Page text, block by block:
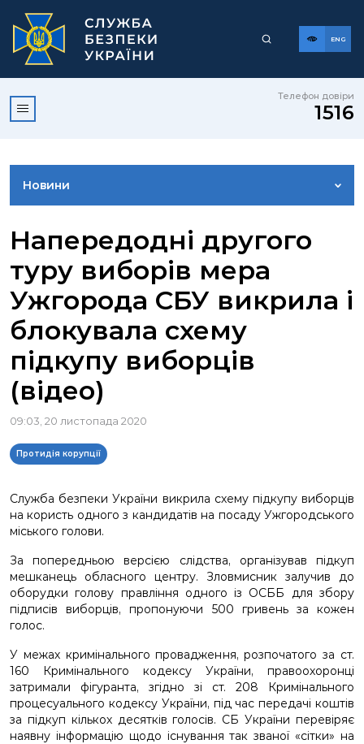
ENG
Телефон довіри
1516
Новини
ВІДЕОГАЛЕРЕЯ
КОНТАКТИ ПРЕСЦЕНТРУ
Напередодні другого
туру виборів мера
Ужгорода СБУ викрила і
блокувала схему
підкупу виборців
(відео)
09:03, 20 листопада 2020
Протидія корупції
Служба безпеки України викрила схему підкупу виборців
на користь одного з кандидатів на посаду Ужгородського
міського голови.
За попередньою версією слідства, організував підкуп
мешканець обласного центру. Зловмисник залучив до
оборудки голову правління одного із ОСББ для збору
підписів виборців, пропонуючи 500 гривень за кожен
голос.
У межах кримінального провадження, розпочатого за ст.
160 Кримінального кодексу України, правоохоронці
затримали фігуранта, згідно зі ст. 208 Кримінального
процесуального кодексу України, під час передачі коштів
за підкуп кількох десятків голосів. СБ України перевіряє
наявну інформацію щодо існування так званої «сітки» на